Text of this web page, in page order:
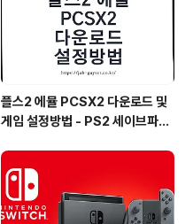
플스2 에뮬 PCSX2 다운로드 및
게임 설정방법 - PS2 세이브파일